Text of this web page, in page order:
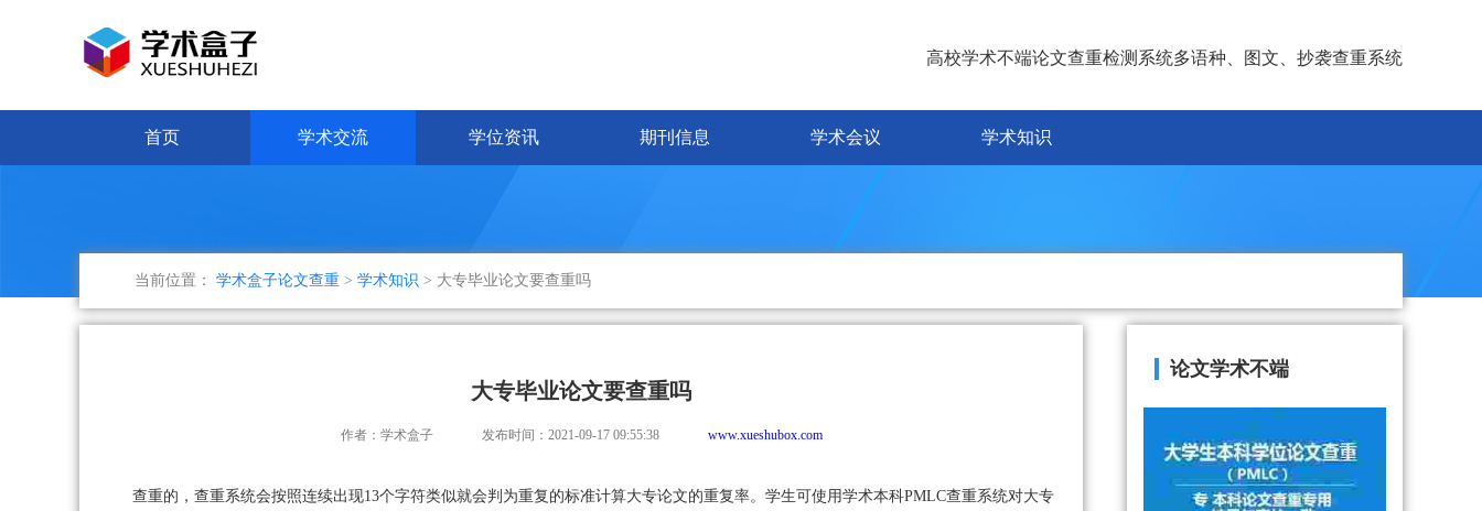
高校学术不端论文查重检测系统多语种、图文、抄袭查重系统
首页 学术交流 学位资讯 期刊信息 学术会议 学术知识
当前位置： 学术盒子论文查重 > 学术知识 > 大专毕业论文要查重吗
大专毕业论文要查重吗
作者：学术盒子 发布时间：2021-09-17 09:55:38 www.xueshubox.com
查重的，查重系统会按照连续出现13个字符类似就会判为重复的标准计算大专论文的重复率。学生可使用学术本科PMLC查重系统对大专
论文学术不端